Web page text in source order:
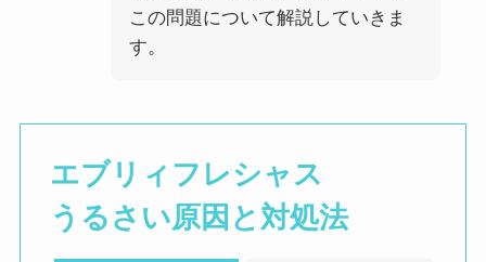
この問題について解説していきま
す。
エブリィフレシャス
うるさい原因と対処法